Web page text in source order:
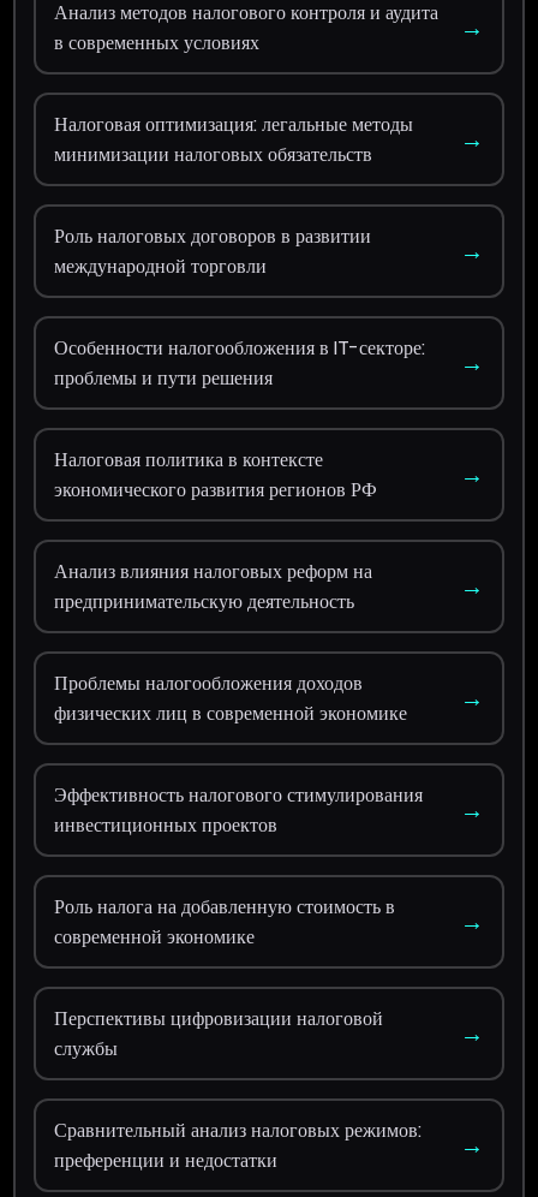
Анализ методов налогового контроля и аудита
в современных условиях
→
Налоговая оптимизация: легальные методы
минимизации налоговых обязательств
→
Роль налоговых договоров в развитии
международной торговли
→
Особенности налогообложения в IT-секторе:
проблемы и пути решения
→
Налоговая политика в контексте
экономического развития регионов РФ
→
Анализ влияния налоговых реформ на
предпринимательскую деятельность
→
Проблемы налогообложения доходов
физических лиц в современной экономике
→
Эффективность налогового стимулирования
инвестиционных проектов
→
Роль налога на добавленную стоимость в
современной экономике
→
Перспективы цифровизации налоговой
службы
→
Сравнительный анализ налоговых режимов:
преференции и недостатки
→